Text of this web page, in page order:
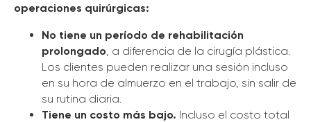
operaciones quirúrgicas:
No tiene un período de rehabilitación
prolongado, a diferencia de la cirugía plástica.
Los clientes pueden realizar una sesión incluso
en su hora de almuerzo en el trabajo, sin salir de
su rutina diaria.
Tiene un costo más bajo. Incluso el costo total